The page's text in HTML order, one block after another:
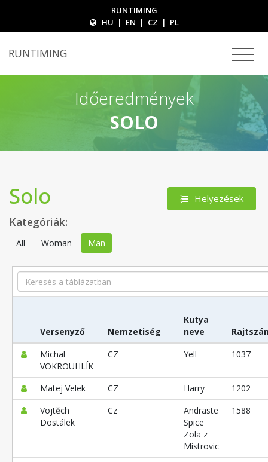
RUNTIMING
HU | EN | CZ | PL
RUNTIMING
Időeredmények
SOLO
Helyezések
Solo
Kategóriák:
All Woman Man
Search
Versenyző Nemzetiség
Kutya
neve
Michal
VOKROUHLÍK
CZ Yell 1037
Matej Velek CZ Harry
1202
Vojtěch
Dostálek
Cz
Andraste
Spice
Zola z
Mistrovic
1588